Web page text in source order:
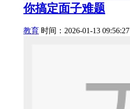
你搞定面子难题
教育 时间：2026-01-13 09:56:27